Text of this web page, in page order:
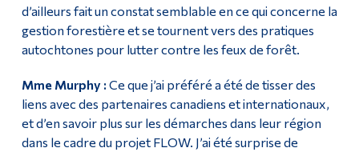
d’ailleurs fait un constat semblable en ce qui concerne la
gestion forestière et se tournent vers des pratiques
autochtones pour lutter contre les feux de forêt.
Mme Murphy : Ce que j’ai préféré a été de tisser des
liens avec des partenaires canadiens et internationaux,
et d’en savoir plus sur les démarches dans leur région
dans le cadre du projet FLOW. J’ai été surprise de